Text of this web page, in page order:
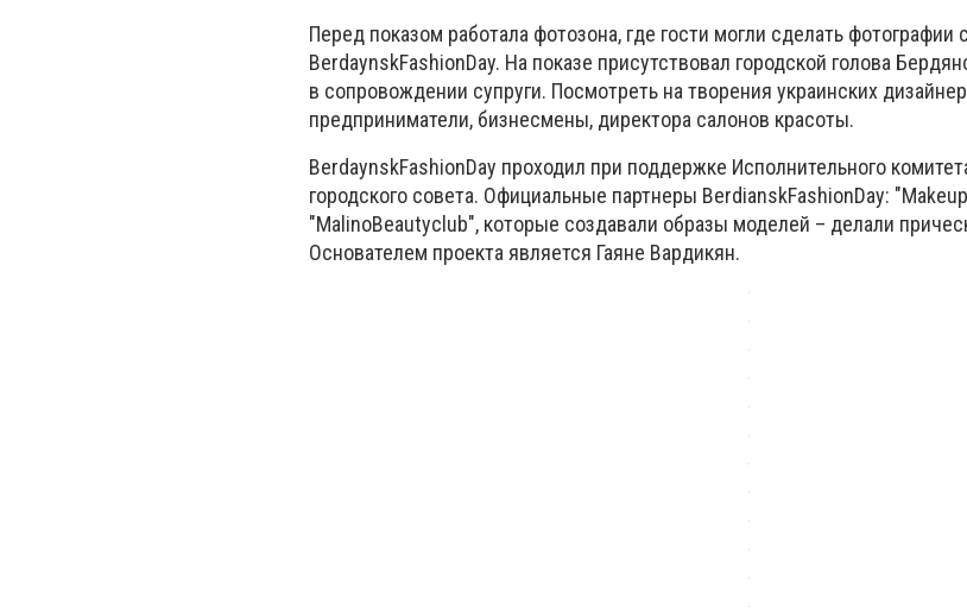
Перед показом работала фотозона, где гости могли сделать фотографии
BerdaynskFashionDay. На показе присутствовал городской голова
в сопровождении супруги. Посмотреть на творения украинских
предприниматели, бизнесмены, директора салонов красоты.
BerdaynskFashionDay проходил при поддержке Исполнительного
городского совета. Официальные партнеры BerdianskFashionDay: "Makeup
"MalinoBeautyclub", которые создавали образы моделей – делали
Основателем проекта является Гаяне Вардикян.